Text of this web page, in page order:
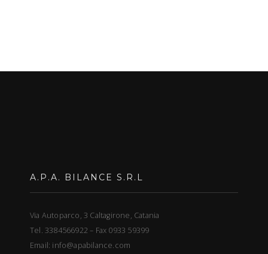
A.P.A. BILANCE S.R.L
Via Autoparco, 3 Caltagirone, Catania
Tel. 3384566922 – Fax 0933 59399
Email: info@apabilance.com